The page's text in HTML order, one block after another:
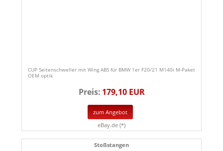
CUP Seitenschweller mit Wing ABS für BMW 1er F20/21 M140i M-Paket
OEM optik
Preis: 179,10 EUR
zum Angebot
eBay.de (*)
Stoßstangen